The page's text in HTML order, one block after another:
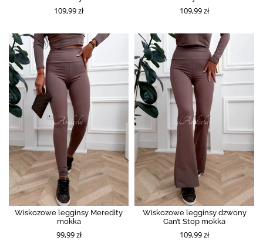
109,99 zł 109,99 zł
Wiskozowe legginsy Meredity
mokka
99,99 zł
Wiskozowe legginsy dzwony
Can’t Stop mokka
109,99 zł